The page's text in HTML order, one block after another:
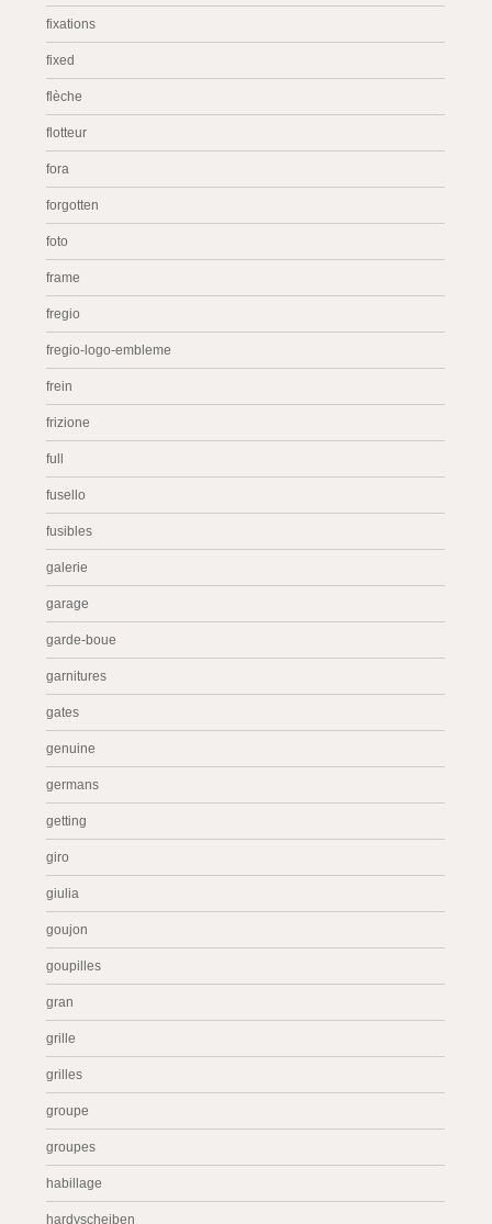
fixations
fixed
flèche
flotteur
fora
forgotten
foto
frame
fregio
fregio-logo-embleme
frein
frizione
full
fusello
fusibles
galerie
garage
garde-boue
garnitures
gates
genuine
germans
getting
giro
giulia
goujon
goupilles
gran
grille
grilles
groupe
groupes
habillage
hardyscheiben